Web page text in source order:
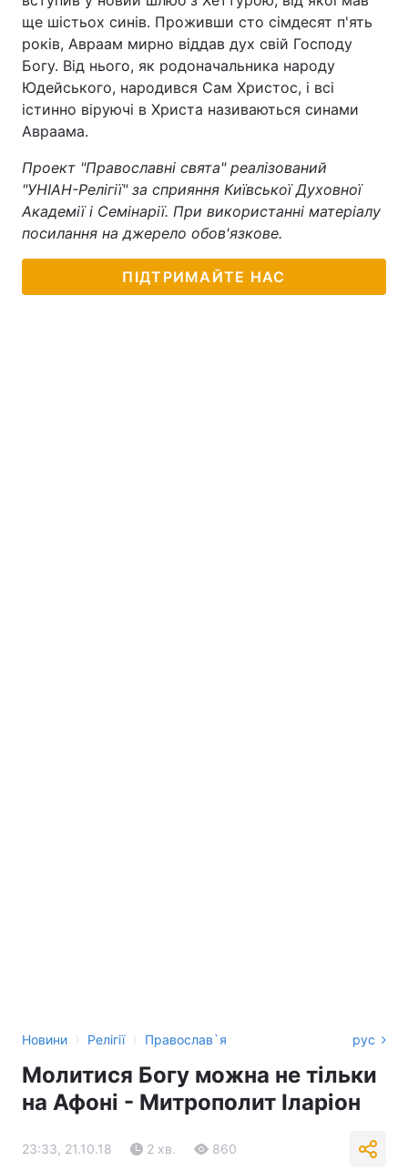
ще шістьох синів. Проживши сто сімдесят п'ять
років, Авраам мирно віддав дух свій Господу
Богу. Від нього, як родоначальника народу
Юдейського, народився Сам Христос, і всі
істинно віруючі в Христа називаються синами
Авраама.
Проект "Православні свята" реалізований
"УНІАН-Релігії" за сприяння Київської Духовної
Академії і Семінарії. При використанні матеріалу
посилання на джерело обов'язкове.
ПІДТРИМАЙТЕ НАС
Новини › Релігії › Православ`я рус
Молитися Богу можна не тільки
на Афоні - Митрополит Іларіон
23:33, 21.10.18 2 хв. 860